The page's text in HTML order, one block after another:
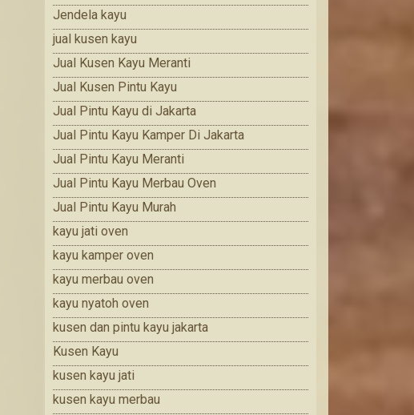
Jendela kayu
jual kusen kayu
Jual Kusen Kayu Meranti
Jual Kusen Pintu Kayu
Jual Pintu Kayu di Jakarta
Jual Pintu Kayu Kamper Di Jakarta
Jual Pintu Kayu Meranti
Jual Pintu Kayu Merbau Oven
Jual Pintu Kayu Murah
kayu jati oven
kayu kamper oven
kayu merbau oven
kayu nyatoh oven
kusen dan pintu kayu jakarta
Kusen Kayu
kusen kayu jati
kusen kayu merbau